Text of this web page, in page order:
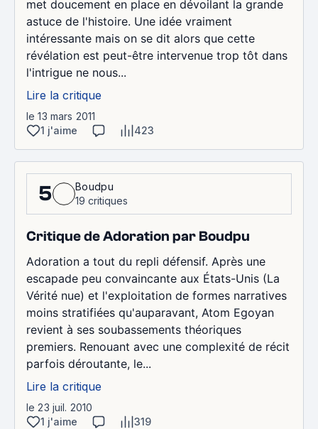
met doucement en place en dévoilant la grande
astuce de l'histoire. Une idée vraiment
intéressante mais on se dit alors que cette
révélation est peut-être intervenue trop tôt dans
l'intrigue ne nous...
Lire la critique
le 13 mars 2011
1 j'aime
423
5
Boudpu
19 critiques
Critique de Adoration par Boudpu
Adoration a tout du repli défensif. Après une
escapade peu convaincante aux États-Unis (La
Vérité nue) et l'exploitation de formes narratives
moins stratifiées qu'auparavant, Atom Egoyan
revient à ses soubassements théoriques
premiers. Renouant avec une complexité de récit
parfois déroutante, le...
Lire la critique
le 23 juil. 2010
1 j'aime
319